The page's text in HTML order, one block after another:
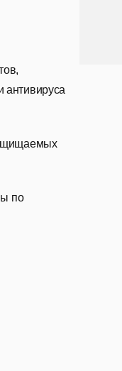
антивируса
по